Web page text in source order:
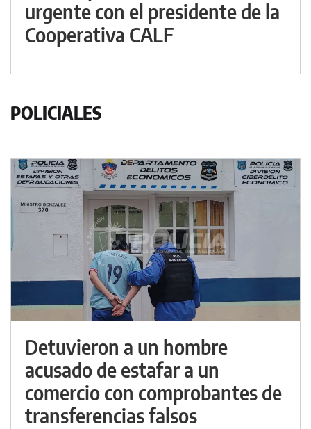
urgente con el presidente de la
Cooperativa CALF
POLICIALES
Detuvieron a un hombre
acusado de estafar a un
comercio con comprobantes de
transferencias falsos